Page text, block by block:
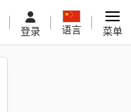
登录 语言 菜单